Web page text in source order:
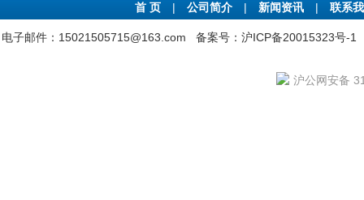
首 页 | 公司简介 | 新闻资讯 | 联系
电子邮件：15021505715@163.com 备案号：沪ICP备20015323号-1
沪公网安备